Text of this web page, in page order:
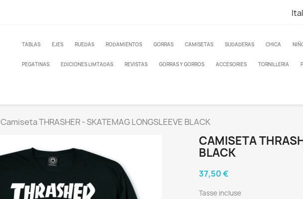
TABLAS EJES RUEDAS RODAMIENTOS GORRAS CAMISETAS SUDADERAS CHICA
PEGATINAS EDICIONES LIMTADAS REVISTAS GORRAS Y GORROS ACCESORIES TORNILLERIA
Camiseta THRASHER - SKATEMAG LONGSLEEVE BLACK
CAMISETA
BLACK
37,50 €
Tasse incluse